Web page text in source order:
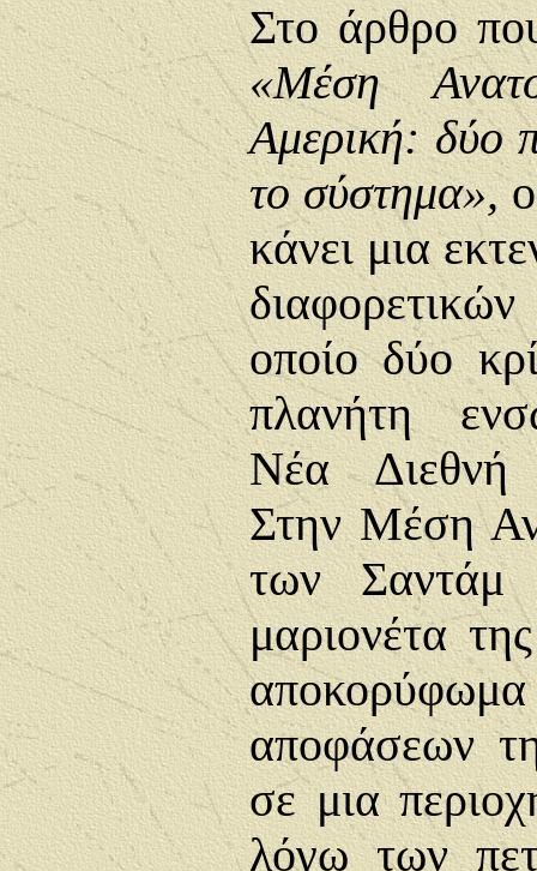
Στο άρθρο
«Μέση
Αμερική: δύο
το σύστημα»,ο
κάνει μια
οποίο δύο
πλανήτη
Νέα Διεθνή
Στην Μέση
των Σαντάμ
μαριονέτα
αποφάσεων
σε μια
λόγω των